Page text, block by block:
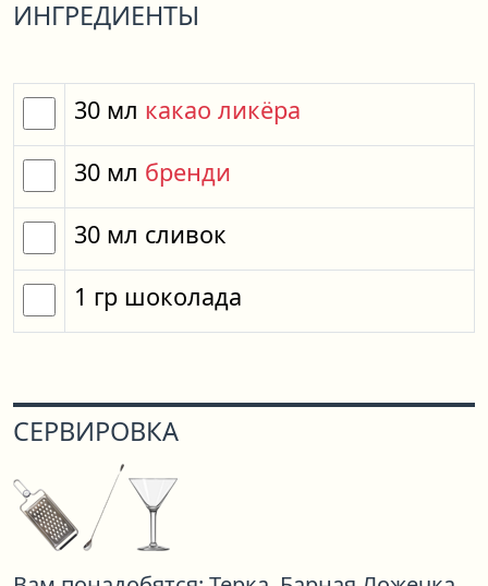
ИНГРЕДИЕНТЫ
30 мл какао ликёра
30 мл бренди
30 мл сливок
1 гр шоколада
СЕРВИРОВКА